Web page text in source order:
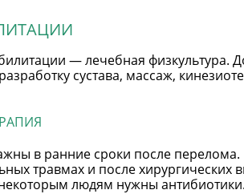
— лечебная физкультура.
сустава, массаж,
в ранние сроки после
травмах и после
людям нужны